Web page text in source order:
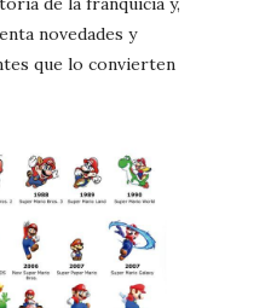
novedades y
que lo convierten